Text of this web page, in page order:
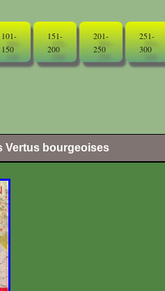
101-
150
151-
200
201-
250
251-
300
Vertus bourgeoises